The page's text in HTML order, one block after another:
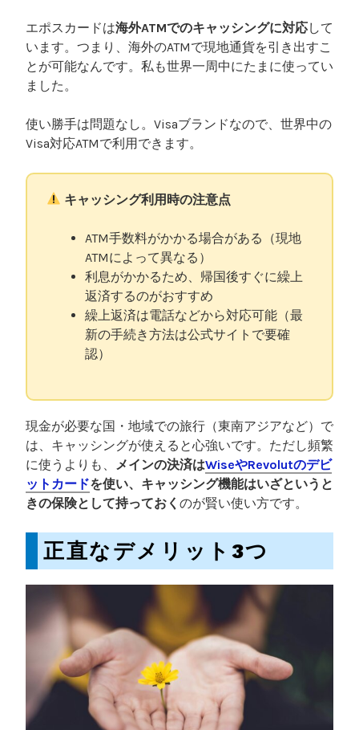
エポスカードは海外ATMでのキャッシングに対応して
います。つまり、海外のATMで現地通貨を引き出すこ
とが可能なんです。私も世界一周中にたまに使ってい
ました。
使い勝手は問題なし。Visaブランドなので、世界中の
Visa対応ATMで利用できます。
キャッシング利用時の注意点
ATM手数料がかかる場合がある（現地
ATMによって異なる）
利息がかかるため、帰国後すぐに繰上
返済するのがおすすめ
繰上返済は電話などから対応可能（最
新の手続き方法は公式サイトで要確
認）
現金が必要な国・地域での旅行（東南アジアなど）で
は、キャッシングが使えると心強いです。ただし頻繁
に使うよりも、
メインの決済はWiseやRevolutのデビ
ットカードを使い、キャッシング機能はいざというと
きの保険として持っておく のが賢い使い方です。
正直なデメリット3つ